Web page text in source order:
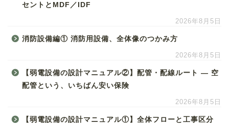
セントとMDF／IDF
2026年8月5日
消防設備編① 消防用設備、全体像のつかみ方
2026年8月5日
【弱電設備の設計マニュアル②】配管・配線ルート ― 空
配管という、いちばん安い保険
2026年8月5日
【弱電設備の設計マニュアル①】全体フローと工事区分